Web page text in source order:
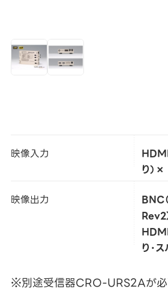
映像入力
り）×
映像出力
BNC
り・
※別途受信器CRO-URS2Aが必